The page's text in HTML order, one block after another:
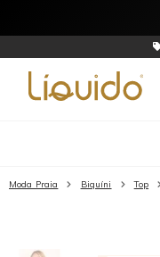
Moda Praia Biquíni Top